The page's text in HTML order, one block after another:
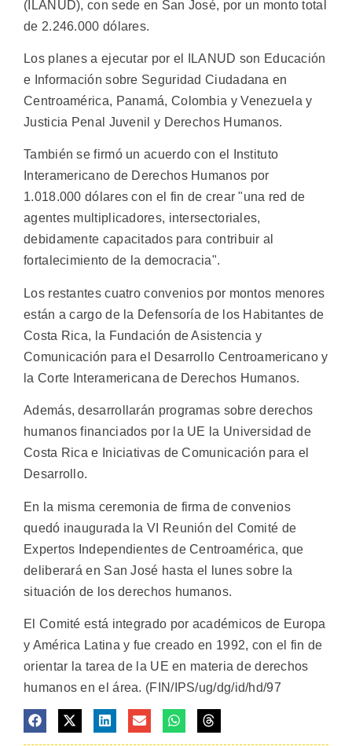
(ILANUD), con sede en San José, por un monto total
de 2.246.000 dólares.
Los planes a ejecutar por el ILANUD son Educación
e Información sobre Seguridad Ciudadana en
Centroamérica, Panamá, Colombia y Venezuela y
Justicia Penal Juvenil y Derechos Humanos.
También se firmó un acuerdo con el Instituto
Interamericano de Derechos Humanos por
1.018.000 dólares con el fin de crear "una red de
agentes multiplicadores, intersectoriales,
debidamente capacitados para contribuir al
fortalecimiento de la democracia".
Los restantes cuatro convenios por montos menores
están a cargo de la Defensoría de los Habitantes de
Costa Rica, la Fundación de Asistencia y
Comunicación para el Desarrollo Centroamericano y
la Corte Interamericana de Derechos Humanos.
Además, desarrollarán programas sobre derechos
humanos financiados por la UE la Universidad de
Costa Rica e Iniciativas de Comunicación para el
Desarrollo.
En la misma ceremonia de firma de convenios
quedó inaugurada la VI Reunión del Comité de
Expertos Independientes de Centroamérica, que
deliberará en San José hasta el lunes sobre la
situación de los derechos humanos.
El Comité está integrado por académicos de Europa
y América Latina y fue creado en 1992, con el fin de
orientar la tarea de la UE en materia de derechos
humanos en el área. (FIN/IPS/ug/dg/id/hd/97